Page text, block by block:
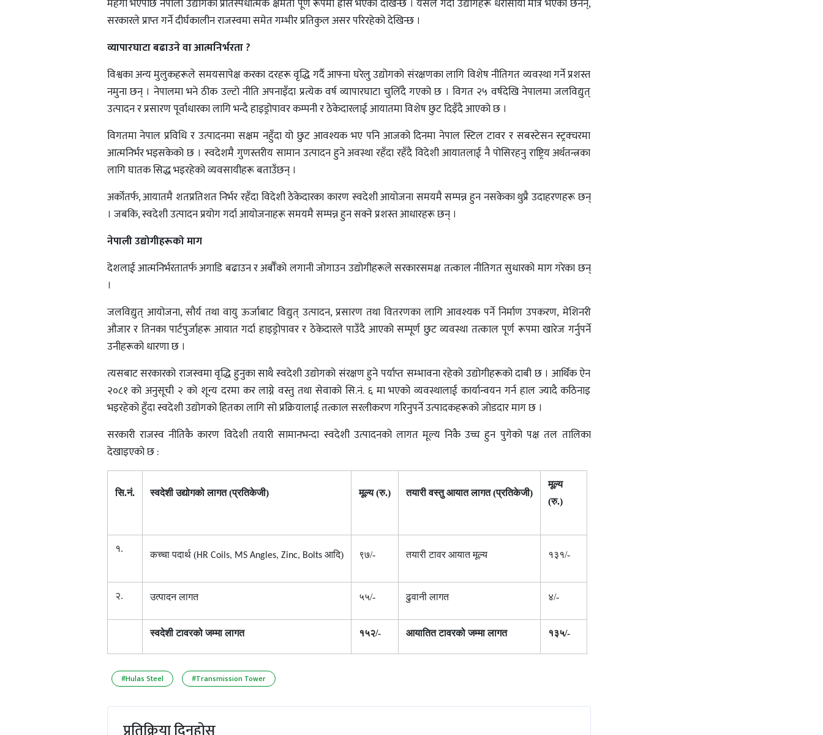
महँगो भएपछि नेपाली उद्योगको प्रतिस्पर्धात्मक क्षमता पूर्ण रूपमा ह्रास भएको देखिन्छ । यसले गर्दा उद्योगहरू धरासायी मात्र भएका छैनन्,
सरकारले प्राप्त गर्ने दीर्घकालीन राजस्वमा समेत गम्भीर प्रतिकुल असर परिरहेको देखिन्छ ।
व्यापारघाटा बढाउने वा आत्मनिर्भरता ?
विश्वका अन्य मुलुकहरूले समयसापेक्ष करका दरहरू वृद्धि गर्दै आफ्ना घरेलु उद्योगको संरक्षणका लागि विशेष नीतिगत व्यवस्था गर्ने प्रशस्त
नमुना छन् । नेपालमा भने ठीक उल्टो नीति अपनाइँदा प्रत्येक वर्ष व्यापारघाटा चुलिँदै गएको छ । विगत २५ वर्षदेखि नेपालमा जलविद्युत्
उत्पादन र प्रसारण पूर्वाधारका लागि भन्दै हाइड्रोपावर कम्पनी र ठेकेदारलाई आयातमा विशेष छुट दिइँदै आएको छ ।
विगतमा नेपाल प्रविधि र उत्पादनमा सक्षम नहुँदा यो छुट आवश्यक भए पनि आजको दिनमा नेपाल स्टिल टावर र सबस्टेसन स्ट्रक्चरमा
आत्मनिर्भर भइसकेको छ । स्वदेशमै गुणस्तरीय सामान उत्पादन हुने अवस्था रहँदा रहँदै विदेशी आयातलाई नै पोसिरहनु राष्ट्रिय अर्थतन्त्रका
लागि घातक सिद्ध भइरहेको व्यवसायीहरू बताउँछन् ।
अर्कोतर्फ, आयातमै शतप्रतिशत निर्भर रहँदा विदेशी ठेकेदारका कारण स्वदेशी आयोजना समयमै सम्पन्न हुन नसकेका थुप्रै उदाहरणहरू छन्
। जबकि, स्वदेशी उत्पादन प्रयोग गर्दा आयोजनाहरू समयमै सम्पन्न हुन सक्ने प्रशस्त आधारहरू छन् ।
नेपाली उद्योगीहरूको माग
देशलाई आत्मनिर्भरतातर्फ अगाडि बढाउन र अर्बौँको लगानी जोगाउन उद्योगीहरूले सरकारसमक्ष तत्काल नीतिगत सुधारको माग गरेका छन्
।
जलविद्युत् आयोजना, सौर्य तथा वायु ऊर्जाबाट विद्युत् उत्पादन, प्रसारण तथा वितरणका लागि आवश्यक पर्ने निर्माण उपकरण, मेशिनरी
औजार र तिनका पार्टपुर्जाहरू आयात गर्दा हाइड्रोपावर र ठेकेदारले पाउँदै आएको सम्पूर्ण छुट व्यवस्था तत्काल पूर्ण रूपमा खारेज गर्नुपर्ने
उनीहरूको धारणा छ ।
त्यसबाट सरकारको राजस्वमा वृद्धि हुनुका साथै स्वदेशी उद्योगको संरक्षण हुने पर्याप्त सम्भावना रहेको उद्योगीहरूको दाबी छ । आर्थिक ऐन
२०८१ को अनुसूची २ को शून्य दरमा कर लाग्ने वस्तु तथा सेवाको सि.नं. ६ मा भएको व्यवस्थालाई कार्यान्वयन गर्न हाल ज्यादै कठिनाइ
भइरहेको हुँदा स्वदेशी उद्योगको हितका लागि सो प्रक्रियालाई तत्काल सरलीकरण गरिनुपर्ने उत्पादकहरूको जोडदार माग छ ।
सरकारी राजस्व नीतिकै कारण विदेशी तयारी सामानभन्दा स्वदेशी उत्पादनको लागत मूल्य निकै उच्च हुन पुगेको पक्ष तल तालिका
देखाइएको छ :
सि.नं. स्वदेशी उद्योगको लागत (प्रतिकेजी) मूल्य (रु.) तयारी वस्तु आयात लागत (प्रतिकेजी)
मूल्य
(रु.)
१.
कच्चा पदार्थ (HR Coils, MS Angles, Zinc, Bolts आदि) ९७/- तयारी टावर आयात मूल्य १३१/-
२. उत्पादन लागत ५५/- ढुवानी लागत ४/-
स्वदेशी टावरको जम्मा लागत १५२/- आयातित टावरको जम्मा लागत १३५/-
#Hulas Steel #Transmission Tower